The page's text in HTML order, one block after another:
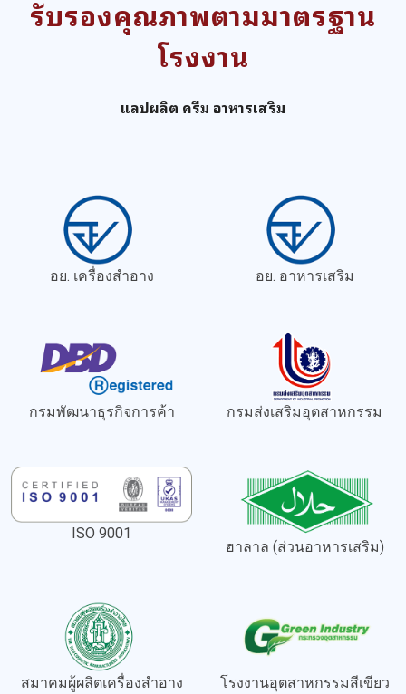
รับรองคุณภาพตามมาตรฐาน
โรงงาน
แลปผลิต ครีม อาหารเสริม
อย. เครื่องสำอาง อย. อาหารเสริม
กรมพัฒนาธุรกิจการค้า กรมส่งเสริมอุตสาหกรรม
ISO 9001
ฮาลาล (ส่วนอาหารเสริม)
สมาคมผู้ผลิตเครื่องสำอาง
โรงงานอุตสาหกรรมสีเขียว